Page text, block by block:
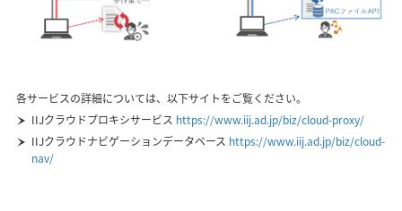
各サービスの詳細については、以下サイトをご覧ください。
IIJクラウドプロキシサービス https://www.iij.ad.jp/biz/cloud-proxy/
IIJクラウドナビゲーションデータベース https://www.iij.ad.jp/biz/cloud-
nav/